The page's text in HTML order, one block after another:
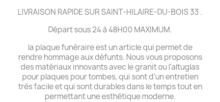
LIVRAISON RAPIDE SUR SAINT-HILAIRE-DU-BOIS 33 .
Départ sous 24 à 48H00 MAXIMUM.
la plaque funéraire est un article qui permet de
rendre hommage aux défunts. Nous vous proposons
des matériaux innovants avec le granit ou l'altuglas
pour plaques pour tombes, qui sont d'un entretien
très facile et qui sont durables dans le temps tout en
permettant une esthétique moderne.